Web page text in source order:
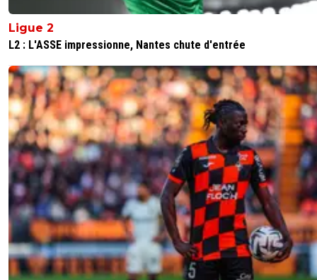
Ligue 2
L2 : L'ASSE impressionne, Nantes chute d'entrée